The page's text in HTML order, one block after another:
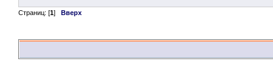
Страниц: [1] Вверх